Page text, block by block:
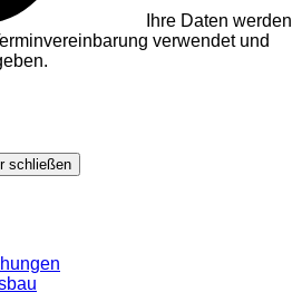
Ihre Daten werden
verwendet und
schließen